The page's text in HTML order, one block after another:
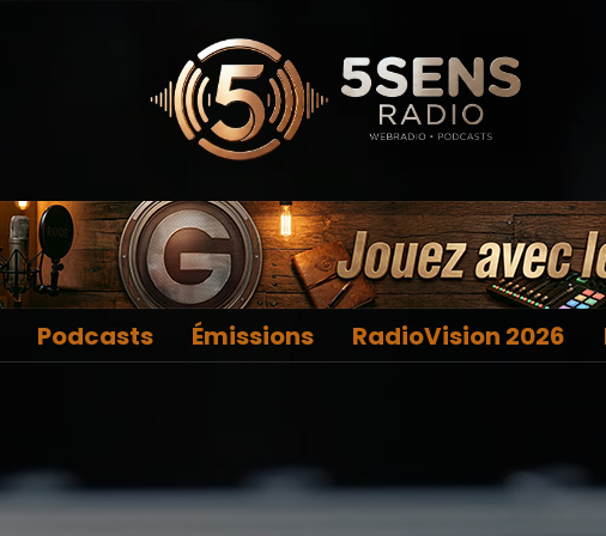
Podcasts Émissions RadioVision 2026